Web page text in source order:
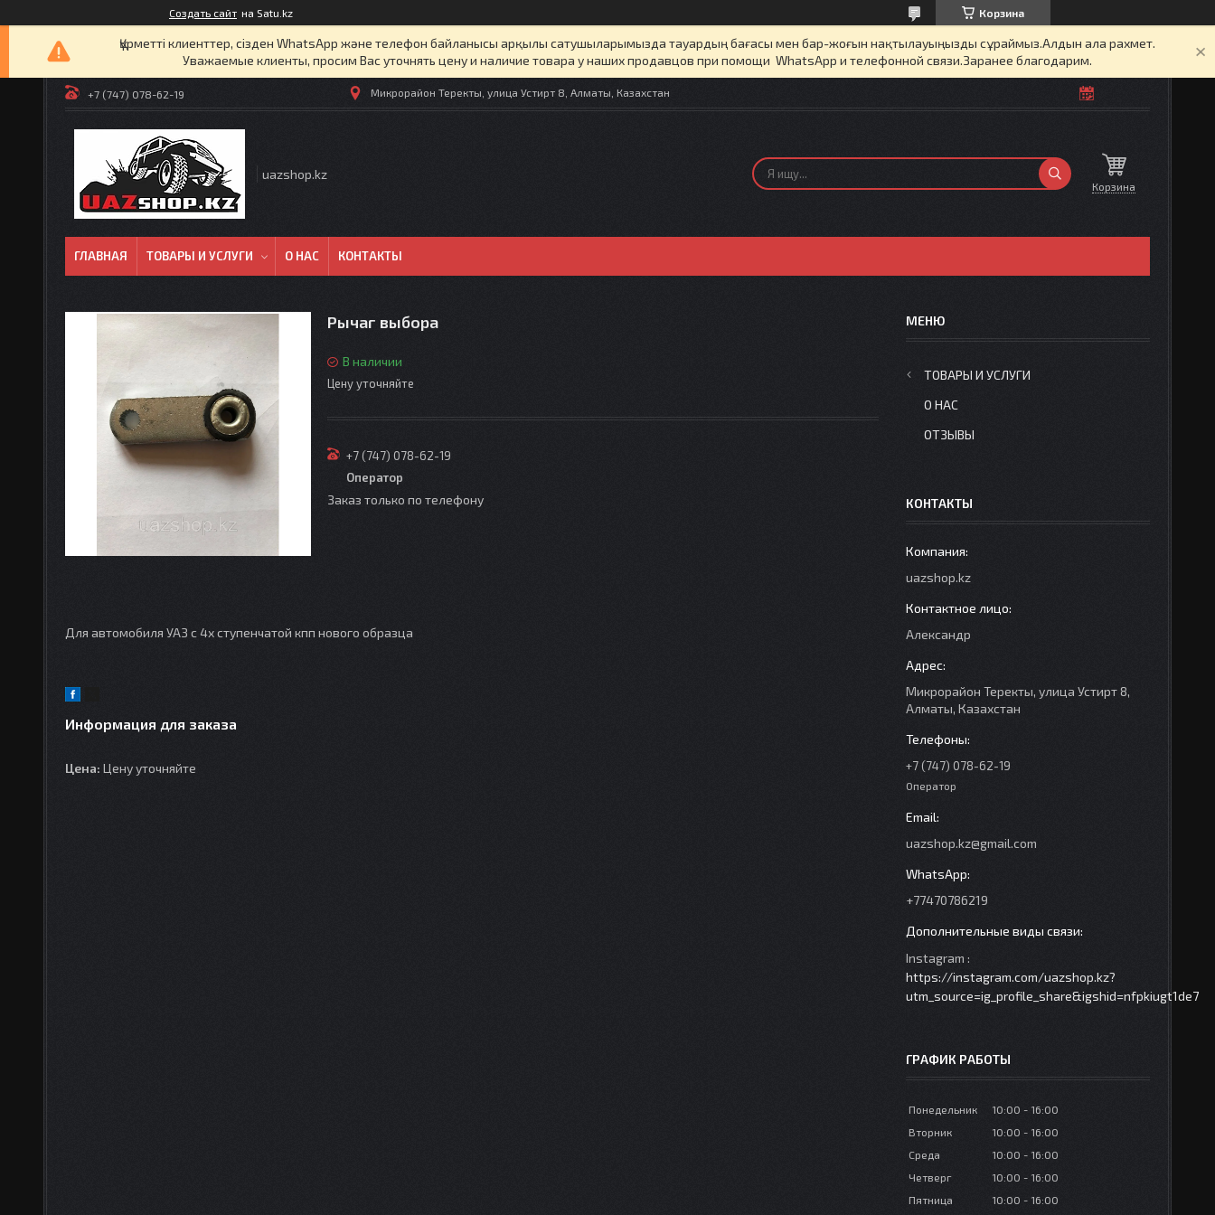
Создать сайт на Satu.kz Корзина
Құрметті клиенттер, сізден WhatsApp және телефон байланысы арқылы сатушыларымызда тауардың бағасы мен бар-жоғын нақтылауыңызды сұраймыз.Алдын ала рахмет.
Уважаемые клиенты, просим Вас уточнять цену и наличие товара у наших продавцов при помощи WhatsApp и телефонной связи.Заранее благодарим.
+7 (747) 078-62-19 Микрорайон Теректы, улица Устирт 8, Алматы, Казахстан
uazshop.kz
Корзина
ГЛАВНАЯ ТОВАРЫ И УСЛУГИ О НАС КОНТАКТЫ
Рычаг выбора
В наличии
Цену уточняйте
+7 (747) 078-62-19
Оператор
Заказ только по телефону
Для автомобиля УАЗ с 4х ступенчатой кпп нового образца
Информация для заказа
Цена: Цену уточняйте
ТОВАРЫ И УСЛУГИ
О НАС
ОТЗЫВЫ
КОНТАКТЫ
uazshop.kz
Александр
Микрорайон Теректы, улица Устирт 8,
Алматы, Казахстан
+7 (747) 078-62-19
Оператор
uazshop.kz@gmail.com
+77470786219
Instagram
https://instagram.com/uazshop.kz?
utm_source=ig_profile_share&igshid=nfpkiugt1de7
ГРАФИК РАБОТЫ
Понедельник 10:00
16:00
Вторник
10:00
16:00
Среда
10:00
16:00
Четверг
10:00
16:00
Пятница
10:00 16:00